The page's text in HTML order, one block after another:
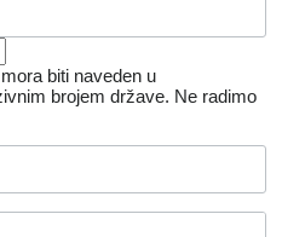
biti naveden u
brojem države. Ne radimo